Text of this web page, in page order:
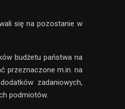
się na pozostanie w
budżetu państwa na
przeznaczone m.in. na
zadaniowych,
podmiotów.